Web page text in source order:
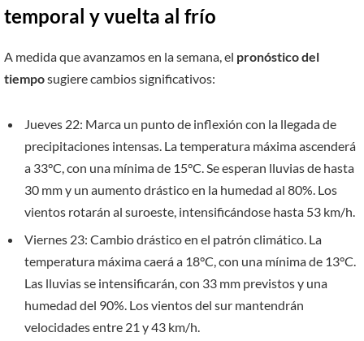
temporal y vuelta al frío
A medida que avanzamos en la semana, el pronóstico del
tiemposugiere cambios significativos:
Jueves 22: Marca un punto de inflexión con la llegada de
precipitaciones intensas. La temperatura máxima ascenderá
a 33°C, con una mínima de 15°C. Se esperan lluvias de hasta
30 mm y un aumento drástico en la humedad al 80%. Los
vientos rotarán al suroeste, intensificándose hasta 53 km/h.
Viernes 23: Cambio drástico en el patrón climático. La
temperatura máxima caerá a 18°C, con una mínima de 13°C.
Las lluvias se intensificarán, con 33 mm previstos y una
humedad del 90%. Los vientos del sur mantendrán
velocidades entre 21 y 43 km/h.